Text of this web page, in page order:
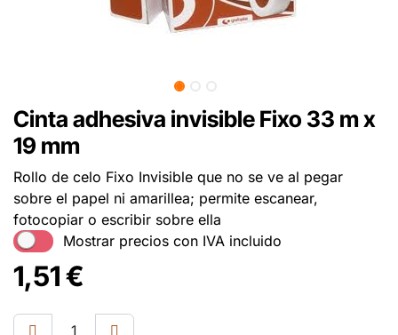
Cinta adhesiva invisible Fixo 33 m x
19 mm
Rollo de celo Fixo Invisible que no se ve al pegar
sobre el papel ni amarillea; permite escanear,
fotocopiar o escribir sobre ella
Mostrar precios con IVA incluido
1,51€